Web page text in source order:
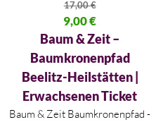
17,00€
Ursprünglicher Preis war: 17,00 €
9,00€
Aktueller Preis ist: 9,00 €.
Baum & Zeit –
Baumkronenpfad
Beelitz-Heilstätten |
Erwachsenen Ticket
Baum & Zeit Baumkronenpfad -